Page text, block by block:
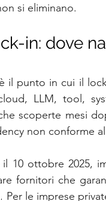
si eliminano.
in: dove
il punto in cui il
LLM, tool,
scoperte mesi
non conforme
10 ottobre 2025,
fornitori che
le imprese